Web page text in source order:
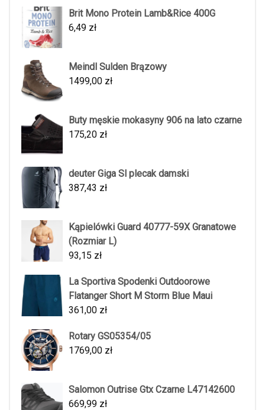
Brit Mono Protein Lamb&Rice 400G
6,49 zł
Meindl Sulden Brązowy
1499,00 zł
Buty męskie mokasyny 906 na lato czarne
175,20 zł
deuter Giga Sl plecak damski
387,43 zł
Kąpielówki Guard 40777-59X Granatowe
(Rozmiar L)
93,15 zł
La Sportiva Spodenki Outdoorowe
Flatanger Short M Storm Blue Maui
361,00 zł
Rotary GS05354/05
1769,00 zł
Salomon Outrise Gtx Czarne L47142600
669,99 zł